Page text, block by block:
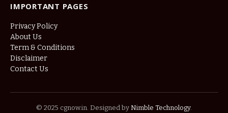
IMPORTANT PAGES
Privacy Policy
About Us
Term & Conditions
Disclaimer
Contact Us
© 2025 cgnow.in. Designed by Nimble Technology.